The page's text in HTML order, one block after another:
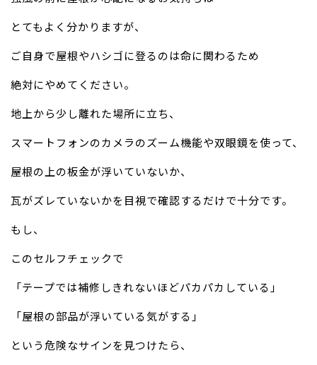
とてもよく分かりますが、
ご自身で屋根やハシゴに登るのは命に関わるため
絶対にやめてください。
地上から少し離れた場所に立ち、
スマートフォンのカメラのズーム機能や双眼鏡を使って、
屋根の上の板金が浮いていないか、
瓦がズレていないかを目視で確認するだけで十分です。
もし、
このセルフチェックで
「テープでは補修しきれないほどパカパカしている」
「屋根の部品が浮いている気がする」
という危険なサインを見つけたら、